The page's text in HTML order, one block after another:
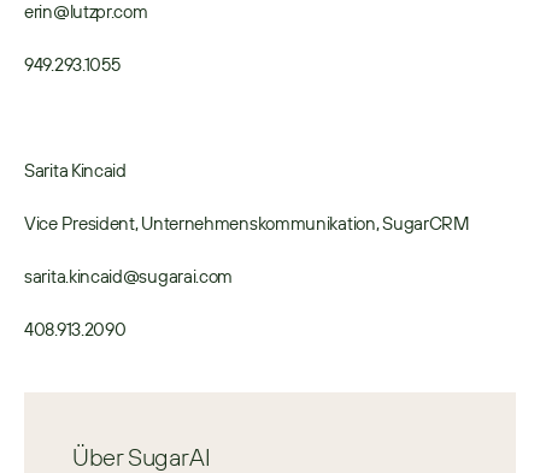
erin@lutzpr.com
949.293.1055
Sarita Kincaid
Vice President, Unternehmenskommunikation, SugarCRM
sarita.kincaid@sugarai.com
408.913.2090
Über SugarAI